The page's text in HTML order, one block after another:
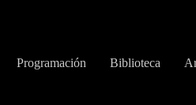
Programación Biblioteca